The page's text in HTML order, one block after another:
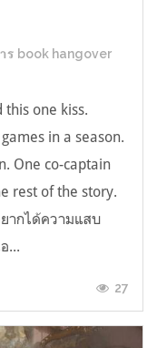
ร book hangover
this one kiss.
in a season.
One co-captain
rest of the story.
ากได้ความแสบ
...
27